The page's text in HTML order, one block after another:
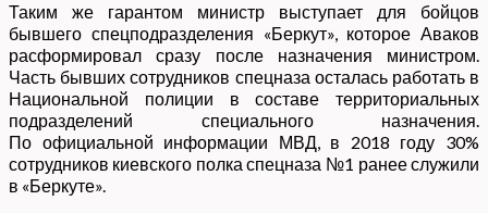
Таким же гарантом министр выступает для бойцов
бывшего спецподразделения «Беркут», которое Аваков
расформировал сразу после назначения министром.
Часть бывших сотрудников спецназа осталась работать в
Национальной полиции в составе территориальных
подразделений специального назначения.
По официальной информации МВД, в 2018 году 30%
сотрудников киевского полка спецназа №1 ранее служили
в «Беркуте».